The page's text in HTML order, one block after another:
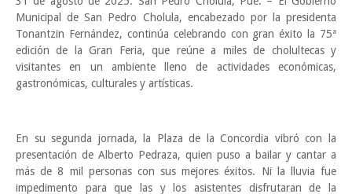
Municipal de San Pedro Cholula, encabezado por la presidenta
Tonantzin Fernández, continúa celebrando con gran éxito la 75ª
edición de la Gran Feria, que reúne a miles de cholultecas y
visitantes en un ambiente lleno de actividades económicas,
gastronómicas, culturales y artísticas.
En su segunda jornada, la Plaza de la Concordia vibró con la
presentación de Alberto Pedraza, quien puso a bailar y cantar a
más de 8 mil personas con sus mejores éxitos. Ni la lluvia fue
impedimento para que las y los asistentes disfrutaran de la